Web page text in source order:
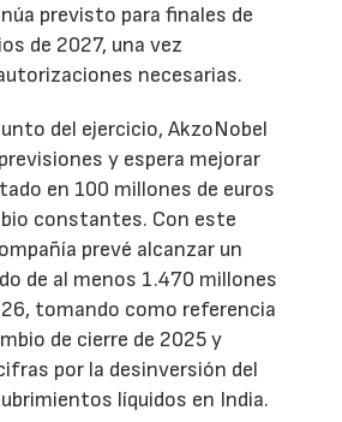
previsto para finales de
de 2027, una vez
necesarias.
del ejercicio, AkzoNobel
y espera mejorar
en 100 millones de euros
constantes. Con este
prevé alcanzar un
de al menos 1.470 millones
tomando como referencia
de cierre de 2025 y
por la desinversión del
líquidos en India.